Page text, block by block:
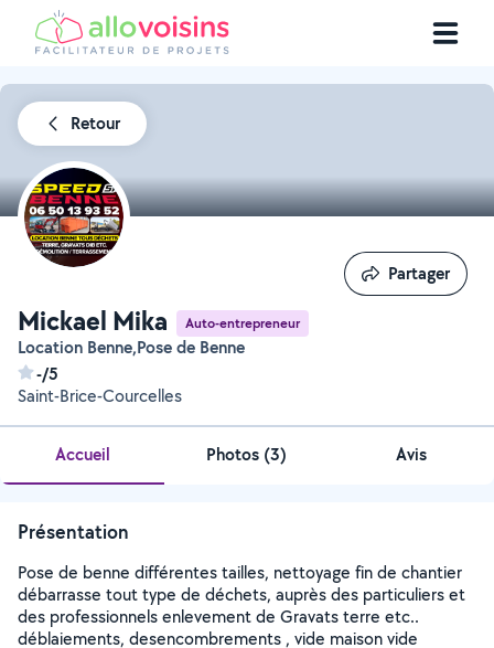
Retour
Mickael Mika Auto-entrepreneur
Location Benne,Pose de Benne
-/5
Saint-Brice-Courcelles
Partager
Partager
Accueil Photos (3) Avis
Présentation
Pose de benne différentes tailles, nettoyage fin de chantier
débarrasse tout type de déchets, auprès des particuliers et
des professionnels enlevement de Gravats terre etc..
déblaiements, desencombrements , vide maison vide